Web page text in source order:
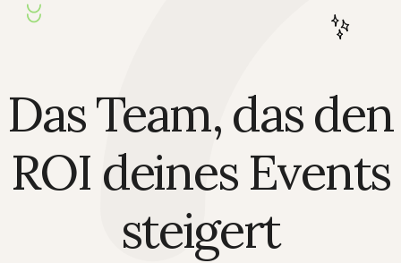
Das Team, das den
ROI deines Events
steigert